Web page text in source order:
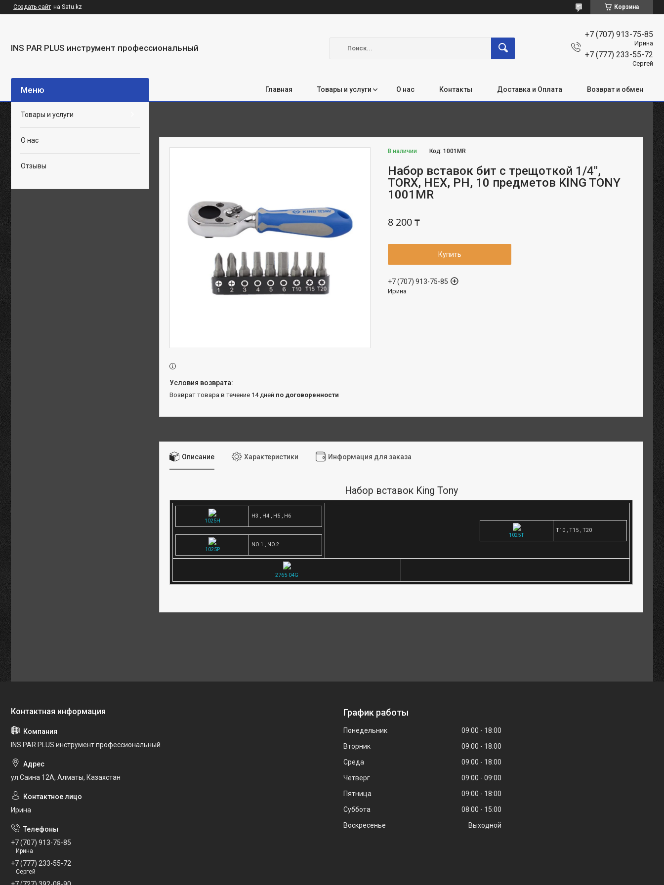
Создать сайт на Satu.kz Корзина
INS PAR PLUS инструмент профессиональный
+7 (707) 913-75-85
Ирина
+7 (777) 233-55-72
Сергей
Главная Товары и услуги О нас Контакты Доставка и Оплата Возврат и обмен
В наличии Код:1001MR
Набор вставок бит с трещоткой 1/4",
TORX, HEX, PH, 10 предметов KING TONY
1001MR
8 200 ₸
Купить
+7 (707) 913-75-85
Ирина
возврат товара в течение 14 дней по договоренности
Описание Характеристики Информация для заказа
Набор вставок King Tony
1025H
H3 , H4 , H5 , H6
1025P
NO.1 , NO.2
1025T
T10 , T15 , T20
2765-04G
Товары и услуги
О нас
Отзывы
INS PAR PLUS инструмент профессиональный
ул.Саина 12А, Алматы, Казахстан
Ирина
+7 (707) 913-75-85
Ирина
+7 (777) 233-55-72
Сергей
График работы
Понедельник 09:00
18:00
Вторник
09:00
18:00
Среда
09:00
18:00
Четверг
09:00
09:00
Пятница
09:00
18:00
Суббота
08:00
15:00
Воскресенье
Выходной